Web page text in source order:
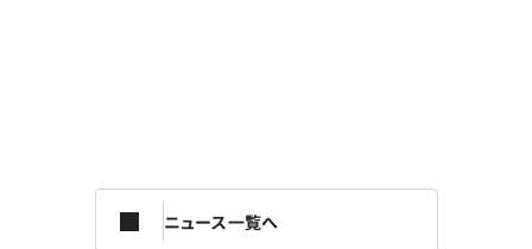
ニュース一覧へ